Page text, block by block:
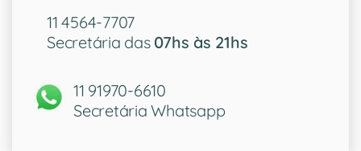
11 4564-7707
Secretária das 07hs às 21hs
11 91970-6610
Secretária Whatsapp